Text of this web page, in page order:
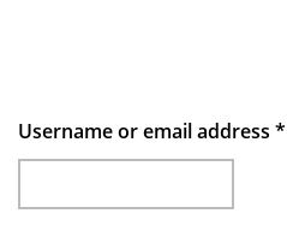
Username or email address *